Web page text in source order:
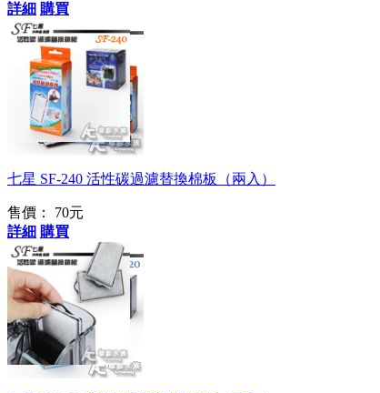
詳細 購買
方便更換
七星 SF-240 活性碳過濾替換棉板（兩入）
售價：
70元
詳細 購買
抽取式更換設計